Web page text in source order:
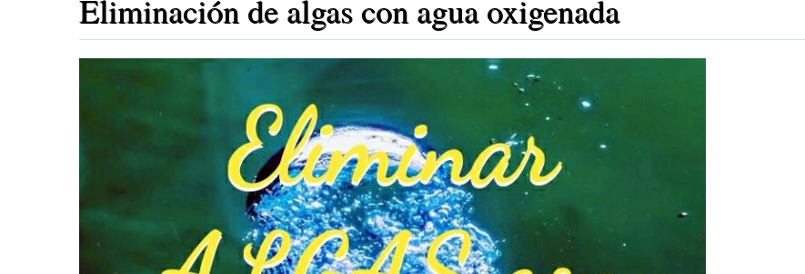
Eliminación de algas con agua oxigenada